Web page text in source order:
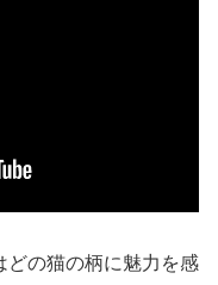
どの猫の柄に魅力を感